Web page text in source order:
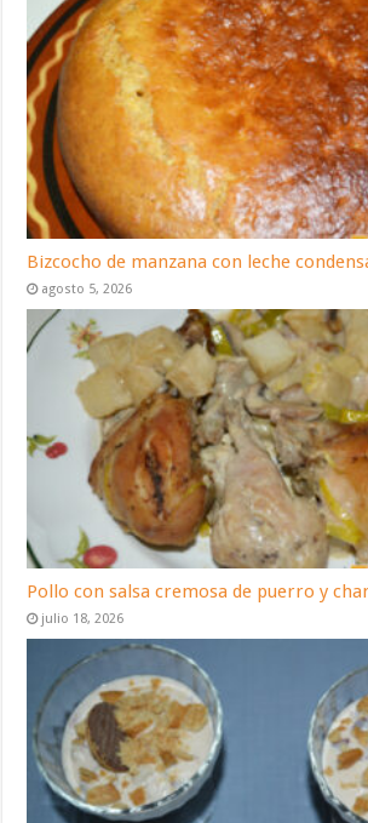
Bizcocho de manzana con leche
agosto 5, 2026
Pollo con salsa cremosa de puerro y
julio 18, 2026